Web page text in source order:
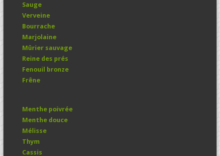
Sauge
Verveine
Bourrache
Marjolaine
Mûrier sauvage
Reine des prés
Fenouil bronze
Frêne
Menthe poivrée
Menthe douce
Mélisse
Thym
Cassis